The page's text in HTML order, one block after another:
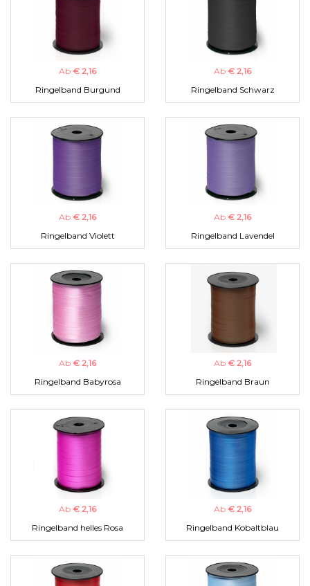
Ab € 2,16
Ringelband Burgund
Ab € 2,16
Ringelband Schwarz
Ab € 2,16
Ringelband Violett
Ab € 2,16
Ringelband Lavendel
Ab € 2,16
Ringelband Babyrosa
Ab € 2,16
Ringelband Braun
Ab € 2,16
Ringelband helles Rosa
Ab € 2,16
Ringelband Kobaltblau